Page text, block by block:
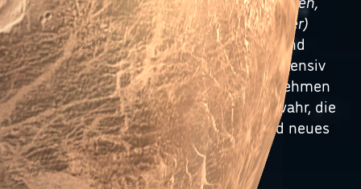
Bedeutung:Mond/stetiger Begleiter)
umkreisen wir Ihr Unternehmen und
beleuchten Ihre Aufgabenstellung intensiv
aus allen Perspektiven. Als Externe nehmen
wir bei unserer Analyse oft Facetten wahr, die
bisher unerkannt geblieben sind und neues
Potenzial bieten.